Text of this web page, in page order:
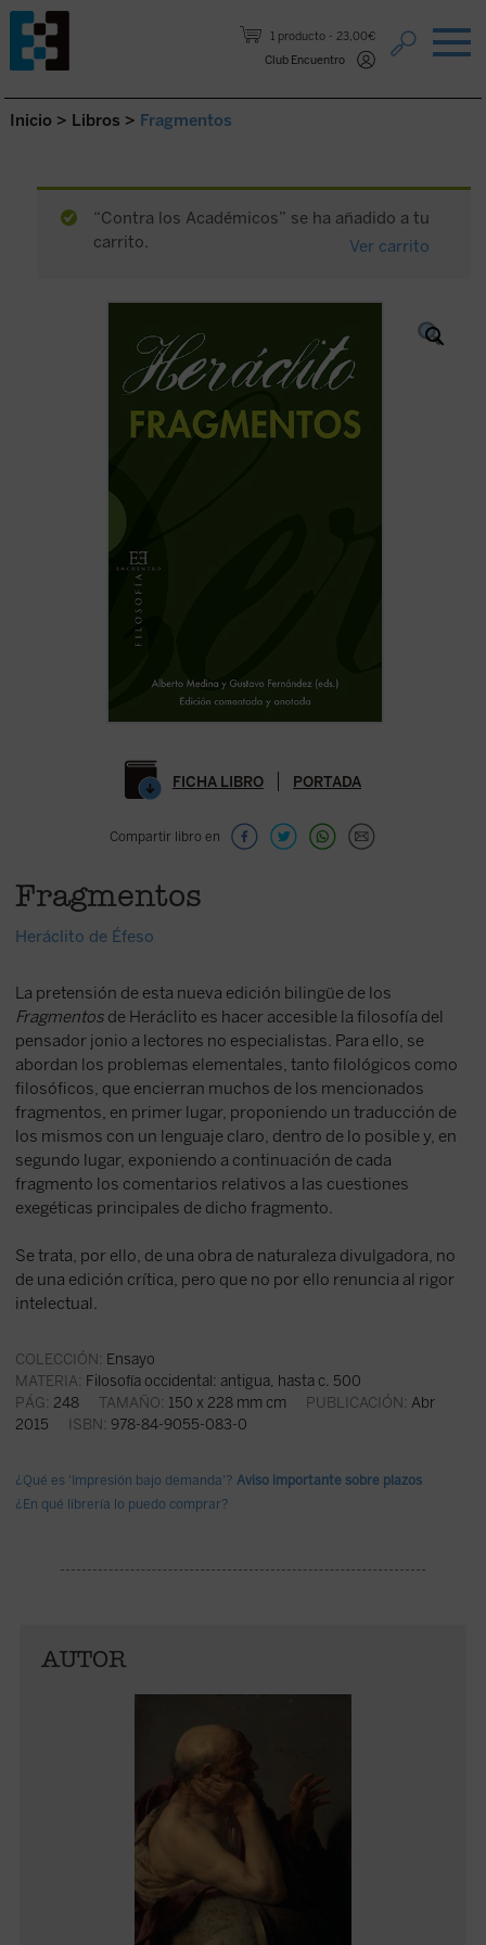
1 producto
23,00€
Club Encuentro
Saltar al contenido.
Inicio > Libros > Fragmentos
“Contra los Académicos” se ha añadido a tu
carrito.
Ver carrito
FICHA LIBRO PORTADA
Compartir libro en
Fragmentos
Heráclito de Éfeso
La pretensión de esta nueva edición bilingüe de los
Fragmentosde Heráclito es hacer accesible la filosofía del
pensador jonio a lectores no especialistas. Para ello, se
abordan los problemas elementales, tanto filológicos como
filosóficos, que encierran muchos de los mencionados
fragmentos, en primer lugar, proponiendo un traducción de
los mismos con un lenguaje claro, dentro de lo posible y, en
segundo lugar, exponiendo a continuación de cada
fragmento los comentarios relativos a las cuestiones
exegéticas principales de dicho fragmento.
Se trata, por ello, de una obra de naturaleza divulgadora, no
de una edición crítica, pero que no por ello renuncia al rigor
intelectual.
COLECCIÓN: Ensayo
MATERIA: Filosofía occidental: antigua, hasta c. 500
PÁG: 248 TAMAÑO: 150 x 228 mm cm PUBLICACIÓN: Abr
2015 ISBN: 978-84-9055-083-0
¿Qué es 'Impresión bajo demanda'? Aviso importante sobre plazos
¿En qué librería lo puedo comprar?
AUTOR